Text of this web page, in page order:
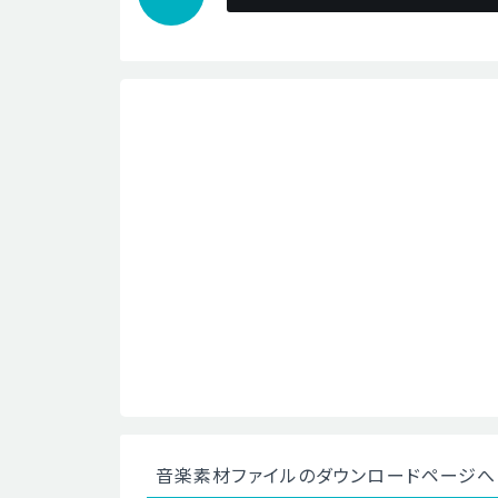
音楽素材ファイルのダウンロードページへ